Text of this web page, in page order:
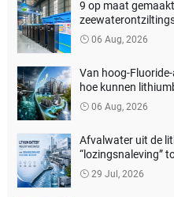
9 op maat
06 Aug, 2026
Van hoog-
hoe kunnen
milieubehandeling
06 Aug, 2026
Afvalwater uit de
“lozingsnaleving”
29 Jul, 2026